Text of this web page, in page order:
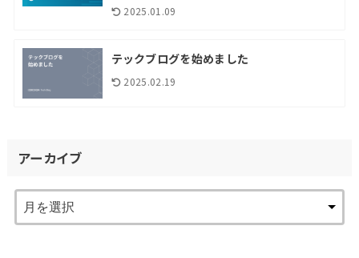
2025.01.09
テックブログを始めました
2025.02.19
アーカイブ